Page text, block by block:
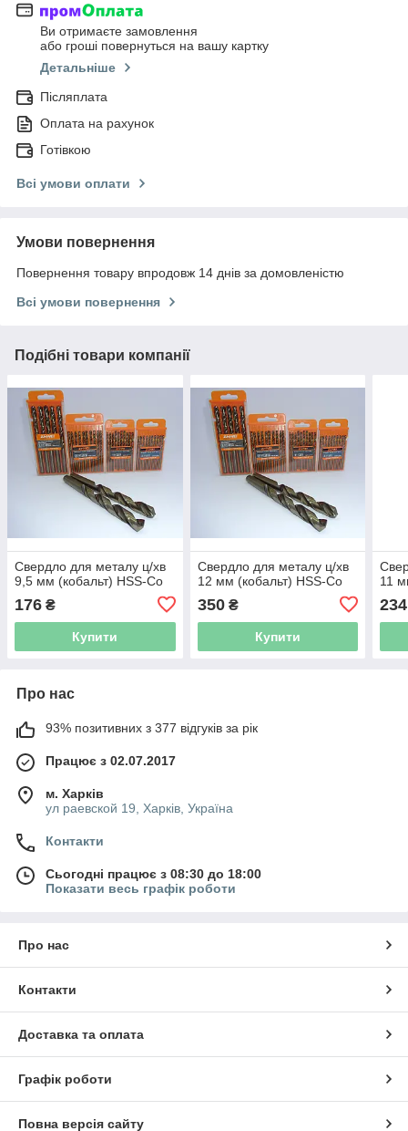
Ви отримаєте замовлення
або гроші повернуться на вашу картку
Детальніше
Післяплата
Оплата на рахунок
Готівкою
Всі умови оплати
Умови повернення
Повернення товару впродовж 14 днів за домовленістю
Всі умови повернення
Подібні товари компанії
Свердло для металу ц/хв
9,5 мм (кобальт) HSS-Co
176 ₴
Купити
Свердло для металу ц/хв
12 мм (кобальт) HSS-Co
350₴
Купити
11
234
Про нас
93% позитивних з 377 відгуків за рік
Працює з 02.07.2017
м. Харків
ул раевской 19, Харків, Україна
Контакти
Сьогодні працює з 08:30 до 18:00
Показати весь графік роботи
Про нас
Контакти
Доставка та оплата
Графік роботи
Повна версія сайту